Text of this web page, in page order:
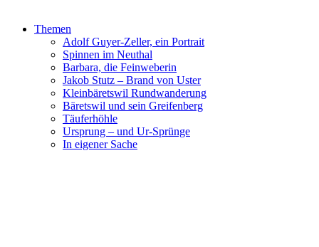
Themen
Adolf Guyer-Zeller, ein Portrait
Spinnen im Neuthal
Barbara, die Feinweberin
Jakob Stutz – Brand von Uster
Kleinbäretswil Rundwanderung
Bäretswil und sein Greifenberg
Täuferhöhle
Ursprung – und Ur-Sprünge
In eigener Sache